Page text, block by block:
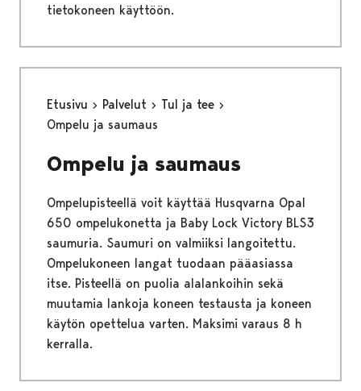
tietokoneen käyttöön.
Etusivu Palvelut
Tul ja tee
Ompelu ja saumaus
Ompelu ja saumaus
Ompelupisteellä voit käyttää Husqvarna Opal
650 ompelukonetta ja Baby Lock Victory BLS3
saumuria. Saumuri on valmiiksi langoitettu.
Ompelukoneen langat tuodaan pääasiassa
itse. Pisteellä on puolia alalankoihin sekä
muutamia lankoja koneen testausta ja koneen
käytön opettelua varten. Maksimi varaus 8 h
kerralla.